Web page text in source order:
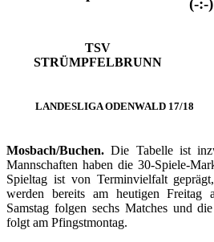
(-:-)
TSV
STRÜMPFELBRUNN
LANDESLIGA ODENWALD 17/18
Mosbach/Buchen. Die Tabelle ist
Mannschaften haben die 30-Spiele-
Spieltag ist von Terminvielfalt
werden bereits am heutigen Freitag
Samstag folgen sechs Matches und
folgt am Pfingstmontag.